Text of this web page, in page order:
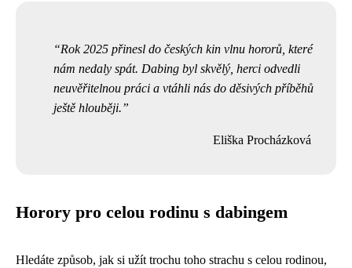
Rok 2025 přinesl do českých kin vlnu hororů, které
nám nedaly spát. Dabing byl skvělý, herci odvedli
neuvěřitelnou práci a vtáhli nás do děsivých příběhů
ještě hlouběji.
Eliška Procházková
Horory pro celou rodinu s dabingem
Hledáte způsob, jak si užít trochu toho strachu s celou rodinou,